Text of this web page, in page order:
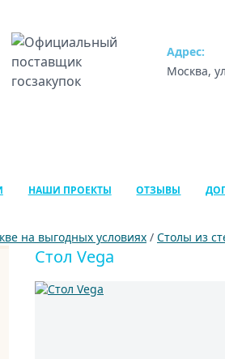
Адрес:
Москва,
НАШИ ПРОЕКТЫ ОТЗЫВЫ
на выгодных условиях / Столы из
Стол Vega